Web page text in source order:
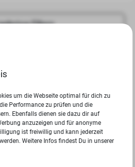
Filtern
ergab leider keine Ergebnisse.
um die Webseite optimal für dich zu
Performance zu prüfen und die
Ebenfalls dienen sie dazu dir auf
anzuzeigen und für anonyme
ist freiwillig und kann jederzeit
Weitere Infos findest Du in unserer